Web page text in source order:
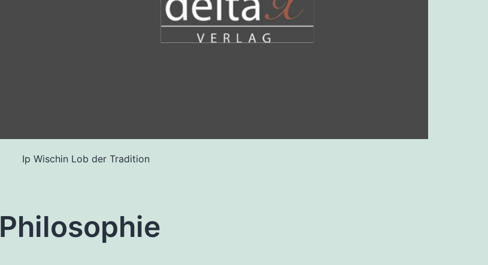
Ip Wischin Lob der Tradition
Philosophie